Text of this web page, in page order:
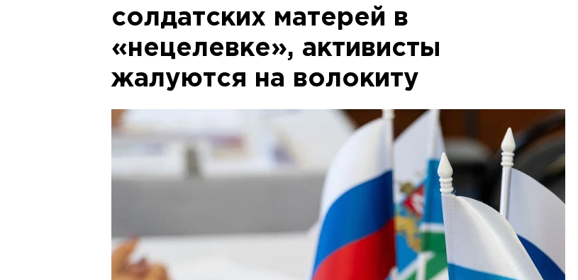
солдатских матерей в
«нецелевке», активисты
жалуются на волокиту